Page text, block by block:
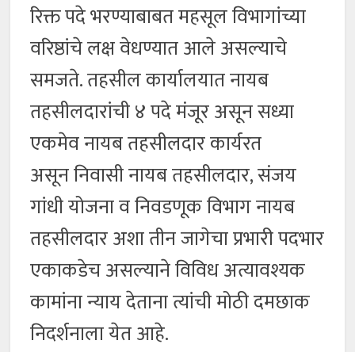
रिक्त पदे भरण्याबाबत महसूल विभागांच्या
वरिष्ठांचे लक्ष वेधण्यात आले असल्याचे
समजते. तहसील कार्यालयात नायब
तहसीलदारांची ४ पदे मंजूर असून सध्या
एकमेव नायब तहसीलदार कार्यरत
असून निवासी नायब तहसीलदार, संजय
गांधी योजना व निवडणूक विभाग नायब
तहसीलदार अशा तीन जागेचा प्रभारी पदभार
एकाकडेच असल्याने विविध अत्यावश्यक
कामांना न्याय देताना त्यांची मोठी दमछाक
निदर्शनाला येत आहे.